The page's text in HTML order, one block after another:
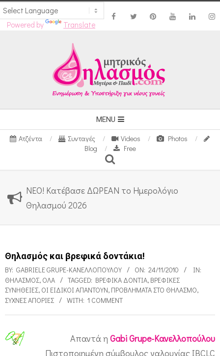
Powered by Translate
Navigation
Menu
MENU
Ατζέντα Συνταγές Videos
Photos
Blog
Free
Search
ΝΕΟ! Κατέβασε ΔΩΡΕΑΝ το Ημερολόγιο
Θηλασμού 2026
Θηλασμός και βρεφικά δοντάκια!
BY: GABRIELE GRUPE-ΚΑΝΕΛΛΟΠΟΎΛΟΥ ON: 24/11/2010
IN:
ΘΗΛΑΣΜΌΣ, ΌΛΑ TAGGED: ΒΡΕΦΙΚΆ ΔΌΝΤΙΑ, ΒΡΕΦΙΚΈΣ
ΣΥΝΉΘΕΙΕΣ, ΟΙ ΕΙΔΙΚΟΊ ΑΠΑΝΤΟΎΝ, ΠΡΟΒΛΉΜΑΤΑ ΣΤΟ ΘΗΛΑΣΜΌ,
ΣΥΧΝΈΣ ΑΠΟΡΊΕΣ
WITH: 1 COMMENT
Απαντά η Gabi Grupe-Κανελλοπούλου
Πιστοποιημένη σύμβουλος γαλουχίας IBCLC